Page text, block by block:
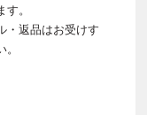
。
・返品はお受けす